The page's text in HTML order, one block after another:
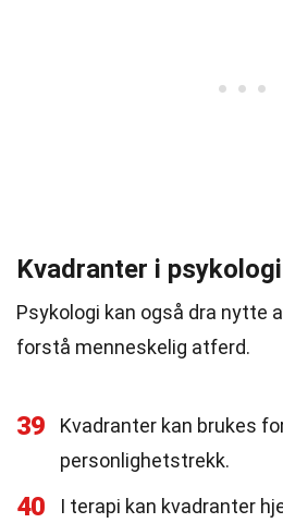
Kvadranter i psykologi
Psykologi kan også dra nytte
forstå menneskelig atferd.
39
Kvadranter kan brukes
personlighetstrekk.
40
I terapi kan kvadranter